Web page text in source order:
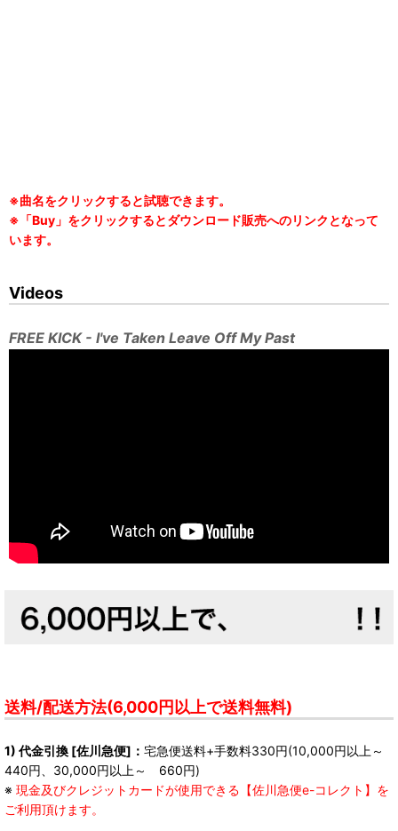
※曲名をクリックすると試聴できます。
※「Buy」をクリックするとダウンロード販売へのリンクとなって
います。
Videos
FREE KICK - I've Taken Leave Off My Past
送料/配送方法(6,000円以上で送料無料)
1) 代金引換 [佐川急便]： 宅急便送料+手数料330円(10,000円以上～
440円、30,000円以上～ 660円)
※ 現金及びクレジットカードが使用できる【佐川急便e-コレクト】を
ご利用頂けます。